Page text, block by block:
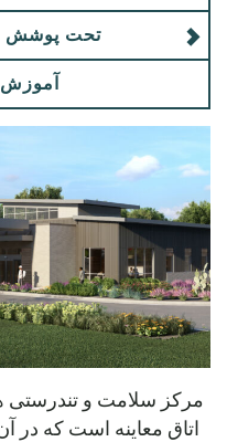
تحت پوشش
آموزش
مرکز سلامت و تندرستی